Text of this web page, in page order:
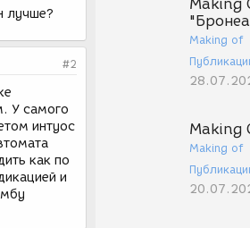
Making
Making of
Making
Making of
лучше?
#2
У самого
интуос
как по
и